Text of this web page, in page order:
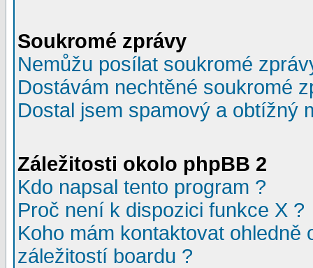
Soukromé zprávy
Nemůžu posílat soukromé
Dostávám nechtěné soukromé
Dostal jsem spamový a obtížný
Záležitosti okolo phpBB 2
Kdo napsal tento program ?
Proč není k dispozici funkce X ?
Koho mám kontaktovat
záležitostí boardu ?